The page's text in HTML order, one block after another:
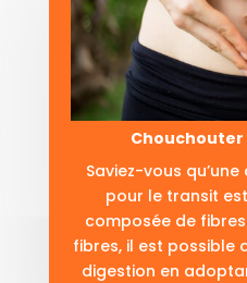
Saviez-vous
pour le transit
composée de
fibres, il est possible
digestion en